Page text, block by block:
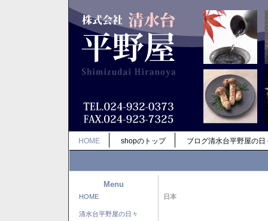
HOME shopのトップ ブログ清水台平野屋の日
Menu
HOME
清水台平野屋の日々
日本